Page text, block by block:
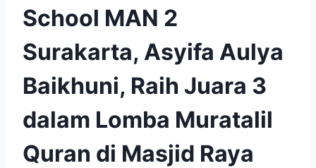
School MAN 2
Surakarta, Asyifa Aulya
Baikhuni, Raih Juara 3
dalam Lomba Muratalil
Quran di Masjid Raya